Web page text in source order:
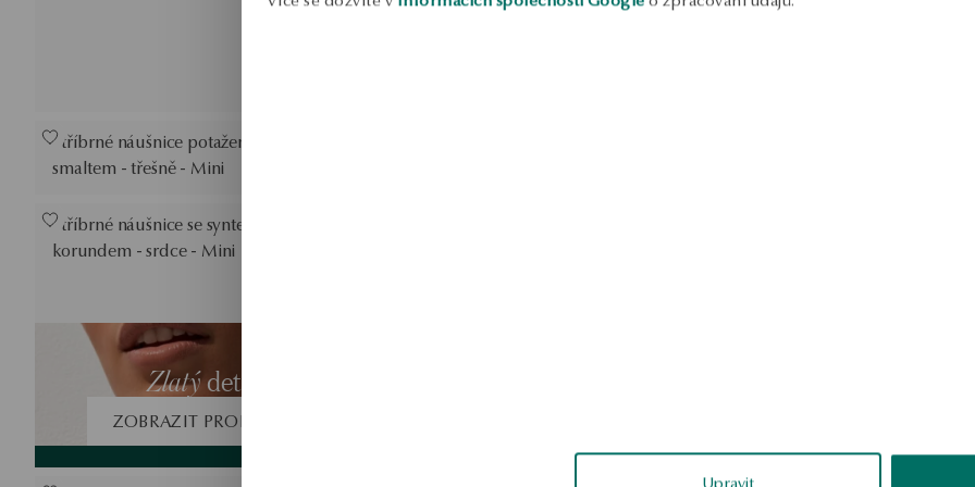
Stříbrné náušnice potažené barevným
smaltem - třešně - Mini
Stříbrné náušnice se syntetickým
korundem - srdce - Mini
Zlatýdetail
ZOBRAZIT PRODUKTY